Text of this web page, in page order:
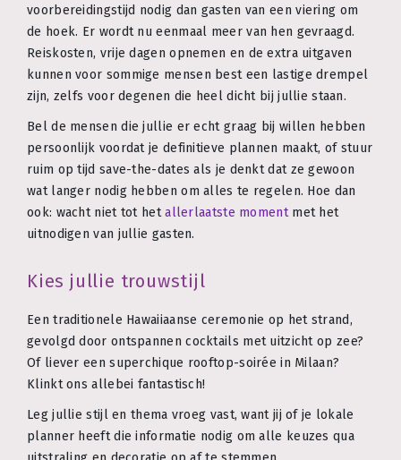
voorbereidingstijd nodig dan gasten van een viering om
de hoek. Er wordt nu eenmaal meer van hen gevraagd.
Reiskosten, vrije dagen opnemen en de extra uitgaven
kunnen voor sommige mensen best een lastige drempel
zijn, zelfs voor degenen die heel dicht bij jullie staan.
Bel de mensen die jullie er echt graag bij willen hebben
persoonlijk voordat je definitieve plannen maakt, of stuur
ruim op tijd save-the-dates als je denkt dat ze gewoon
wat langer nodig hebben om alles te regelen. Hoe dan
ook: wacht niet tot hetallerlaatste momentmet het
uitnodigen van jullie gasten.
Kies jullie trouwstijl
Een traditionele Hawaiiaanse ceremonie op het strand,
gevolgd door ontspannen cocktails met uitzicht op zee?
Of liever een superchique rooftop-soirée in Milaan?
Klinkt ons allebei fantastisch!
Leg jullie stijl en thema vroeg vast, want jij of je lokale
planner heeft die informatie nodig om alle keuzes qua